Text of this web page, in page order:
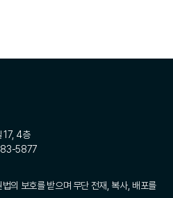
17, 4층
5877
의 보호를 받으며 무단 전재, 복사, 배포를